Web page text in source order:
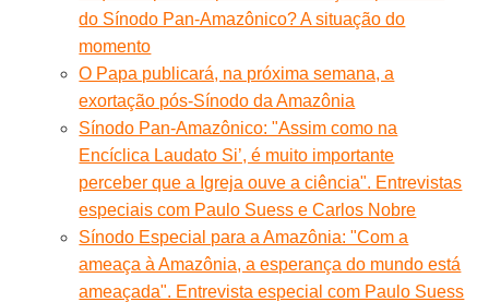
do Sínodo Pan-Amazônico? A situação do
momento
O Papa publicará, na próxima semana, a
exortação pós-Sínodo da Amazônia
Sínodo Pan-Amazônico: "Assim como na
Encíclica Laudato Si’, é muito importante
perceber que a Igreja ouve a ciência". Entrevistas
especiais com Paulo Suess e Carlos Nobre
Sínodo Especial para a Amazônia: "Com a
ameaça à Amazônia, a esperança do mundo está
ameaçada". Entrevista especial com Paulo Suess